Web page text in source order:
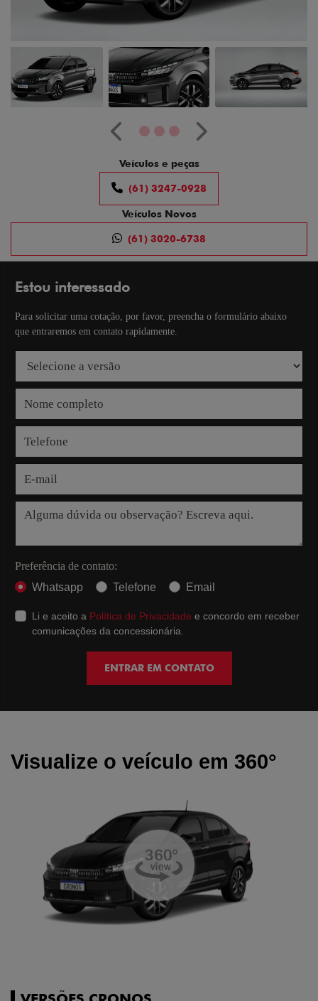
Estou interessado
Para solicitar uma cotação, por favor, preencha o formulário abaixo
que entraremos em contato rapidamente.
Preferência de contato:
Whatsapp
Telefone Email
Li e aceito a Política de Privacidade e concordo em receber
comunicações da concessionária.
ENTRAR EM CONTATO
Anterior Próximo
Veículos e peças
(61) 3247-0928
Veículos Novos
(61) 3020-6738
Visualize o veículo em 360°